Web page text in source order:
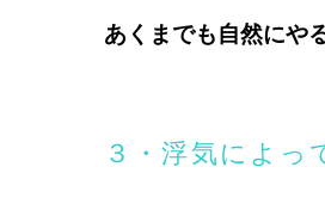
あくまでも自然にや
３・浮気によっ